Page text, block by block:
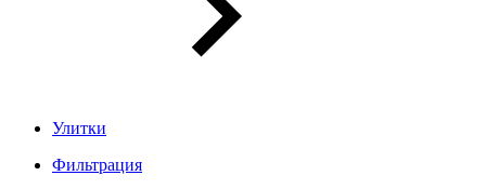
Улитки
Фильтрация